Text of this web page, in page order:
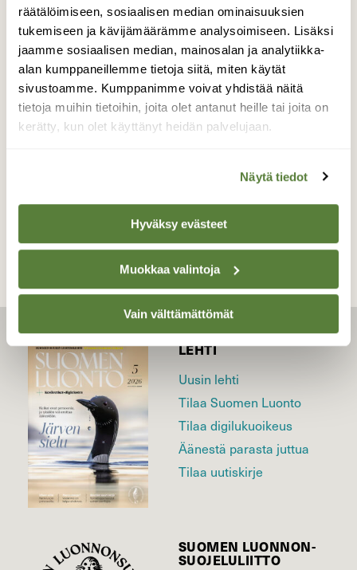
räätälöimiseen, sosiaalisen median ominaisuuksien
tukemiseen ja kävijämäärämme analysoimiseen. Lisäksi
jaamme sosiaalisen median, mainosalan ja analytiikka-
alan kumppaneillemme tietoja siitä, miten käytät
sivustoamme. Kumppanimme voivat yhdistää näitä
tietoja muihin tietoihin, joita olet antanut heille tai joita on
kerätty, kun olet käyttänyt heidän palvelujaan.
Näytä tiedot
Hyväksy evästeet
Muokkaa valintoja
Vain välttämättömät
Valkohäntäpeurat
Kauniit Valkohäntäpeurat
Valokuvaaja: Sonja Nokkala, Mynämäki 11.08.2021
TAKAISIN LISTAAN
LEHTI
Uusin lehti
Tilaa Suomen Luonto
Tilaa digilukuoikeus
Äänestä parasta juttua
Tilaa uutiskirje
SUOMEN LUONNON­
SUOJELU­LIITTO